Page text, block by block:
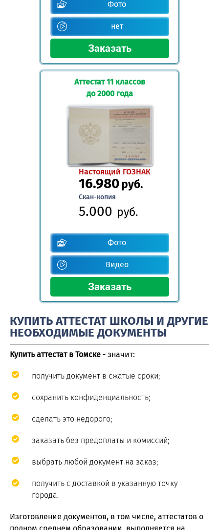
Фото
нет
Аттестат 11 классов
до 2000 года
Настоящий ГОЗНАК
16.980руб.
Скан-копия
5.000 руб.
Фото
Видео
КУПИТЬ АТТЕСТАТ ШКОЛЫ И ДРУГИЕ
НЕОБХОДИМЫЕ ДОКУМЕНТЫ
Купить аттестат в Томске - значит:
получить документ в сжатые сроки;
сохранить конфиденциальность;
сделать это недорого;
заказать без предоплаты и комиссий;
выбрать любой документ на заказ;
получить с доставкой в указанную точку
города.
Изготовление документов, в том числе, аттестатов о